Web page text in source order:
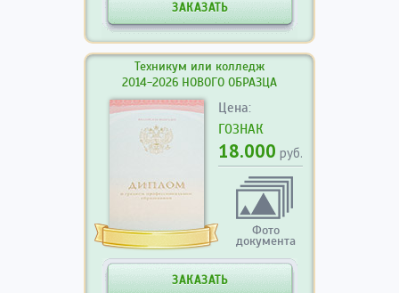
ЗАКАЗАТЬ
Техникум или колледж
2014-2026 НОВОГО ОБРАЗЦА
Цена:
ГОЗНАК
18.000 руб.
Фото
документа
ЗАКАЗАТЬ